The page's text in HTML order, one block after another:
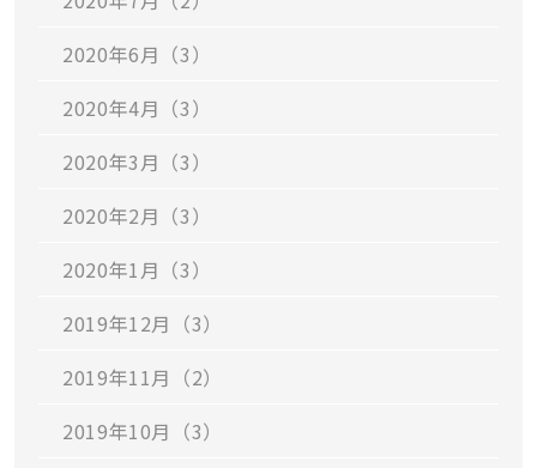
2020年6月（3）
2020年4月（3）
2020年3月（3）
2020年2月（3）
2020年1月（3）
2019年12月（3）
2019年11月（2）
2019年10月（3）